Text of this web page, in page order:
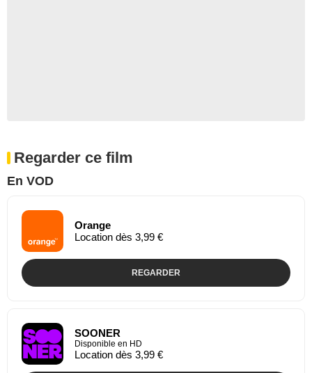
Regarder ce film
En VOD
Orange
Location dès 3,99 €
REGARDER
SOONER
Disponible en HD
Location dès 3,99 €